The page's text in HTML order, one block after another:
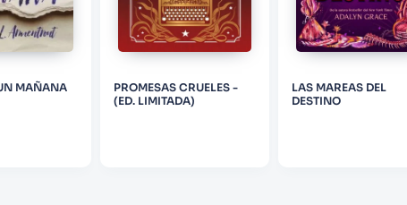
MAÑANA
PROMESAS CRUELES -
(ED. LIMITADA)
LAS MAREAS DEL
DESTINO